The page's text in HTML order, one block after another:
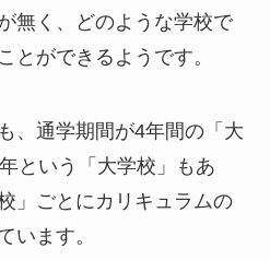
無く、どのような学校で
とができるようです。
、通学期間が4年間の「大
という「大学校」もあ
」ごとにカリキュラムの
います。